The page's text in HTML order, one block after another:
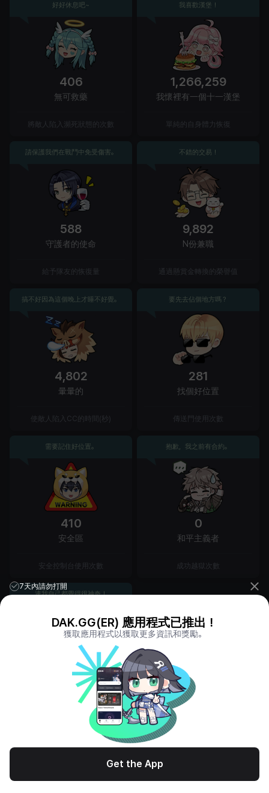
好好休息吧~
406
無可救藥
將敵人陷入瀕死狀態的次數
我喜歡漢堡！
1,266,259
我懷裡有一個十一漢堡
單純的自身體力恢復
請保護我們在戰鬥中免受傷害。
588
守護者的使命
給予隊友的恢復量
不錯的交易！
9,892
N份兼職
通過懸賞金轉換的榮譽值
搞不好因為這個晚上才睡不好覺。
4,802
暈暈的
使敵人陷入CC的時間(秒)
要先去佔個地方嗎？
281
找個好位置
傳送門使用次數
需要記住好位置。
410
安全區
安全控制台使用次數
抱歉，我之前有合約。
0
和平主義者
成功越獄次數
連我自己都覺得很神奇！
39
超越能力
配備神話物品的遊戲數量
7天內請勿打開
DAK.GG(ER) 應用程式已推出！
獲取應用程式以獲取更多資訊和獎勵。
Get the App